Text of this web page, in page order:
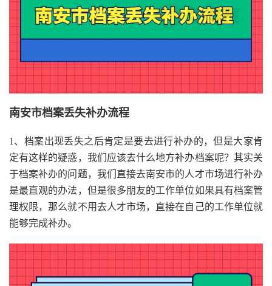
南安市档案丢失补办流程
1、档案出现丢失之后肯定是要去进行补办的，但是大家肯
定有这样的疑惑，我们应该去什么地方补办档案呢？其实关
于档案补办的问题，我们直接去南安市的人才市场进行补办
是最直观的办法，但是很多朋友的工作单位如果具有档案管
理权限，那么就不用去人才市场，直接在自己的工作单位就
能够完成补办。